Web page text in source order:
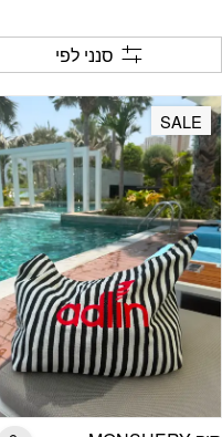
סנני לפי
SALE